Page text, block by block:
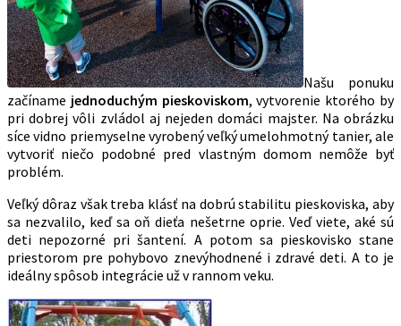
Našu ponuku
začíname jednoduchým pieskoviskom, vytvorenie ktorého by
pri dobrej vôli zvládol aj nejeden domáci majster. Na obrázku
síce vidno priemyselne vyrobený veľký umelohmotný tanier, ale
vytvoriť niečo podobné pred vlastným domom nemôže byť
problém.
Veľký dôraz však treba klásť na dobrú stabilitu pieskoviska, aby
sa nezvalilo, keď sa oň dieťa nešetrne oprie. Veď viete, aké sú
deti nepozorné pri šantení. A potom sa pieskovisko stane
priestorom pre pohybovo znevýhodnené i zdravé deti. A to je
ideálny spôsob integrácie už v rannom veku.